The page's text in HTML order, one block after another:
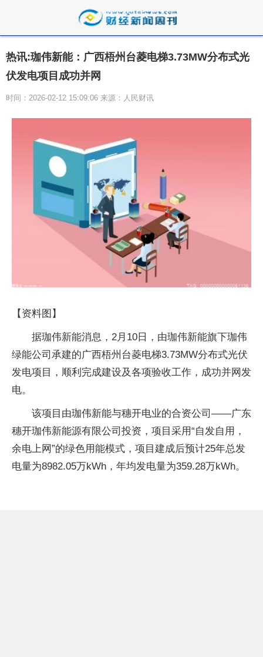
热讯:珈伟新能：广西梧州台菱电梯3.73MW分布式光
伏发电项目成功并网
时间：2026-02-12 15:09:06 来源：人民财讯
【资料图】
据珈伟新能消息，2月10日，由珈伟新能旗下珈伟
绿能公司承建的广西梧州台菱电梯3.73MW分布式光伏
发电项目，顺利完成建设及各项验收工作，成功并网发
电。
该项目由珈伟新能与穗开电业的合资公司——广东
穗开珈伟新能源有限公司投资，项目采用“自发自用，
余电上网”的绿色用能模式，项目建成后预计25年总发
电量为8982.05万kWh，年均发电量为359.28万kWh。